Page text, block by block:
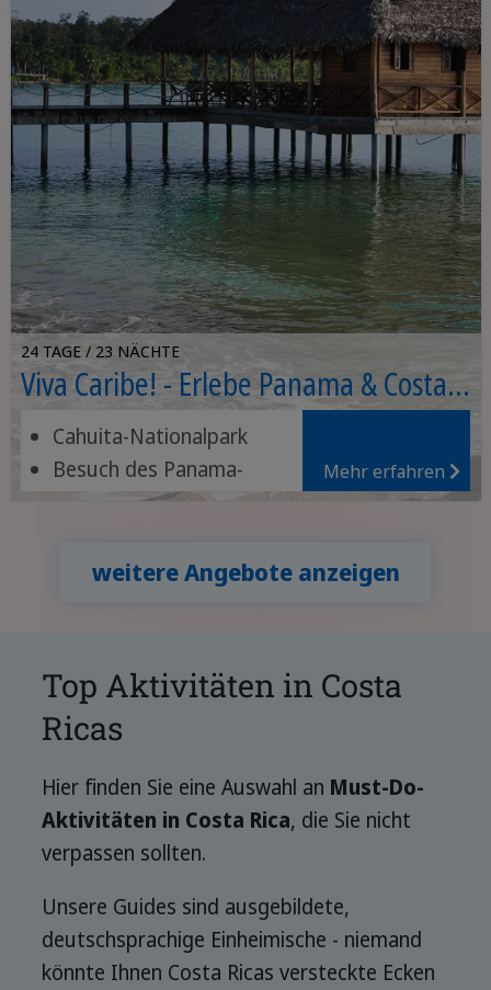
24 TAGE / 23 NÄCHTE
Viva Caribe! - Erlebe Panama & Costa
RicaCahuita-Nationalpark
Besuch des Panama-
Mehr erfahren
weitere Angebote anzeigen
Top Aktivitäten in Costa
Ricas
Hier finden Sie eine Auswahl an Must-Do-
Aktivitäten in Costa Rica, die Sie nicht
verpassen sollten.
Unsere Guides sind ausgebildete,
deutschsprachige Einheimische - niemand
könnte Ihnen Costa Ricas versteckte Ecken